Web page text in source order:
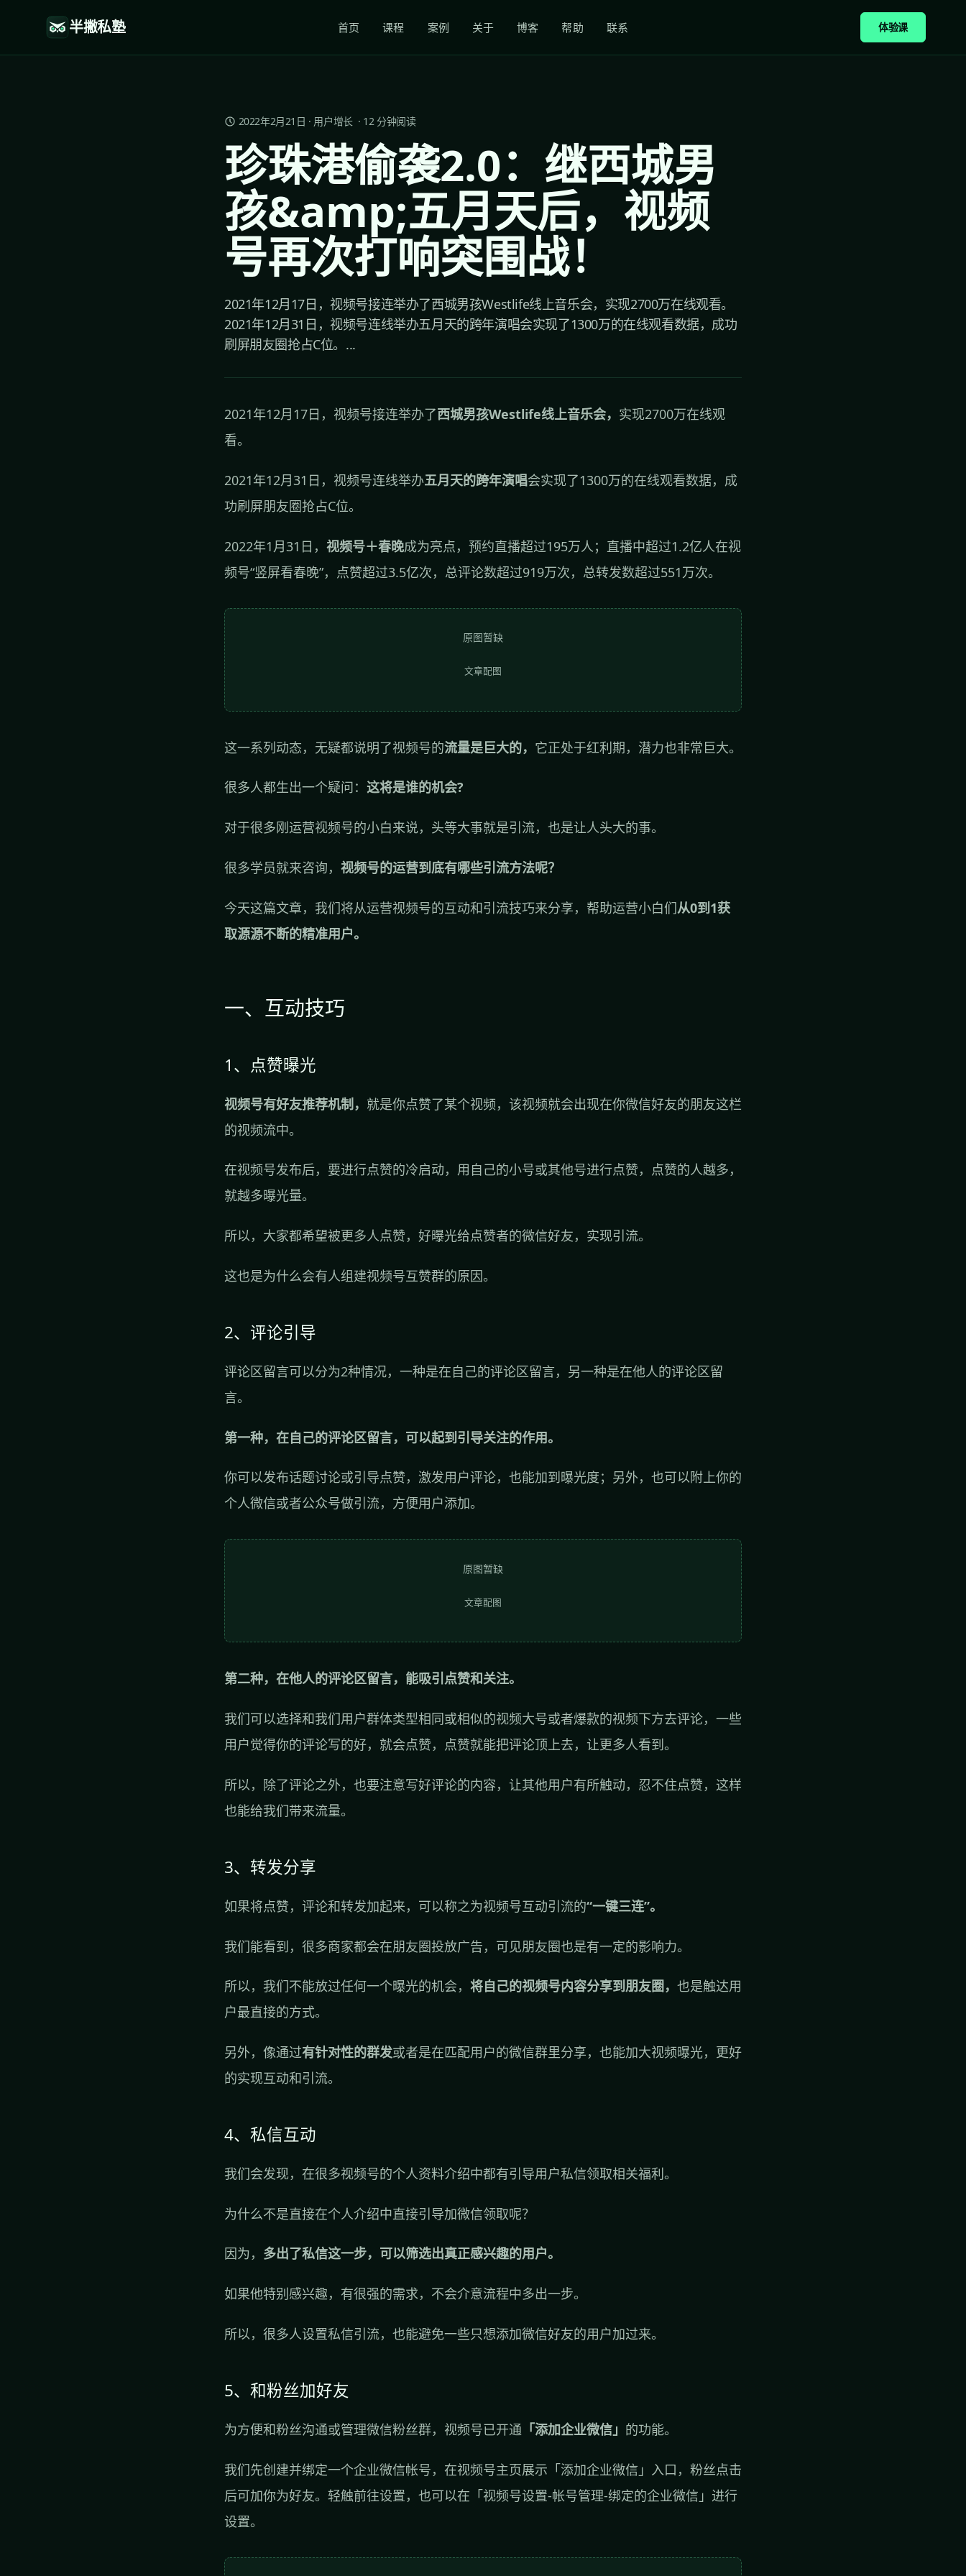
半撇私塾 首页 课程 案例 关于 博客 帮助 联系 体验课
2022年2月21日 · 用户增长· 12分钟阅读
珍珠港偷袭2.0：继西城男
孩&amp;五月天后，视频
号再次打响突围战！
2021年12月17日，视频号接连举办了西城男孩Westlife线上音乐会，实现2700万在线观看。
2021年12月31日，视频号连线举办五月天的跨年演唱会实现了1300万的在线观看数据，成功
刷屏朋友圈抢占C位。...
2021年12月17日，视频号接连举办了西城男孩Westlife线上音乐会， 实现2700万在线观
看。
2021年12月31日，视频号连线举办五月天的跨年演唱会实现了1300万的在线观看数据，成
功刷屏朋友圈抢占C位。
2022年1月31日， 视频号＋春晚成为亮点，预约直播超过195万人；直播中超过1.2亿人在视
频号“竖屏看春晚”，点赞超过3.5亿次，总评论数超过919万次，总转发数超过551万次。
原图暂缺
文章配图
这一系列动态，无疑都说明了视频号的流量是巨大的， 它正处于红利期，潜力也非常巨大。
很多人都生出一个疑问： 这将是谁的机会?
对于很多刚运营视频号的小白来说，头等大事就是引流，也是让人头大的事。
很多学员就来咨询， 视频号的运营到底有哪些引流方法呢？
今天这篇文章，我们将从运营视频号的互动和引流技巧来分享，帮助运营小白们从0到1获
取源源不断的精准用户。
一、互动技巧
1、点赞曝光
视频号有好友推荐机制， 就是你点赞了某个视频，该视频就会出现在你微信好友的朋友这栏
的视频流中。
在视频号发布后，要进行点赞的冷启动，用自己的小号或其他号进行点赞，点赞的人越多，
就越多曝光量。
所以，大家都希望被更多人点赞，好曝光给点赞者的微信好友，实现引流。
这也是为什么会有人组建视频号互赞群的原因。
2、评论引导
评论区留言可以分为2种情况，一种是在自己的评论区留言，另一种是在他人的评论区留
言。
第一种，在自己的评论区留言，可以起到引导关注的作用。
你可以发布话题讨论或引导点赞，激发用户评论，也能加到曝光度；另外，也可以附上你的
个人微信或者公众号做引流，方便用户添加。
原图暂缺
文章配图
第二种，在他人的评论区留言，能吸引点赞和关注。
我们可以选择和我们用户群体类型相同或相似的视频大号或者爆款的视频下方去评论，一些
用户觉得你的评论写的好，就会点赞，点赞就能把评论顶上去，让更多人看到。
所以，除了评论之外，也要注意写好评论的内容，让其他用户有所触动，忍不住点赞，这样
也能给我们带来流量。
3、转发分享
如果将点赞，评论和转发加起来，可以称之为视频号互动引流的“一键三连”。
我们能看到，很多商家都会在朋友圈投放广告，可见朋友圈也是有一定的影响力。
所以，我们不能放过任何一个曝光的机会， 将自己的视频号内容分享到朋友圈， 也是触达用
户最直接的方式。
另外，像通过有针对性的群发或者是在匹配用户的微信群里分享，也能加大视频曝光，更好
的实现互动和引流。
4、私信互动
我们会发现，在很多视频号的个人资料介绍中都有引导用户私信领取相关福利。
为什么不是直接在个人介绍中直接引导加微信领取呢？
因为， 多出了私信这一步，可以筛选出真正感兴趣的用户。
如果他特别感兴趣，有很强的需求，不会介意流程中多出一步。
所以，很多人设置私信引流，也能避免一些只想添加微信好友的用户加过来。
5、和粉丝加好友
为方便和粉丝沟通或管理微信粉丝群，视频号已开通 「添加企业微信」 的功能。
我们先创建并绑定一个企业微信帐号，在视频号主页展示「添加企业微信」入口，粉丝点击
后可加你为好友。轻触前往设置，也可以在「视频号设置-帐号管理-绑定的企业微信」进行
设置。